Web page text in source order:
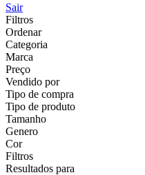
Sair
Filtros
Ordenar
Categoria
Marca
Preço
Vendido por
Tipo de compra
Tipo de produto
Tamanho
Genero
Cor
Filtros
Resultados para